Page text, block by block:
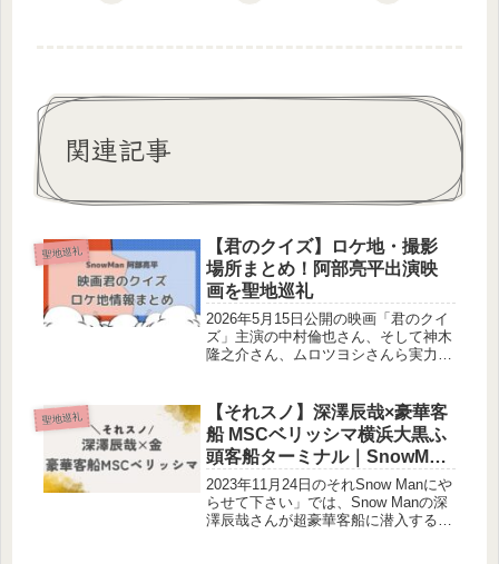
関連記事
聖地巡礼
【君のクイズ】ロケ地・撮影
場所まとめ！阿部亮平出演映
画を聖地巡礼
2026年5月15日公開の映画「君のクイ
ズ」主演の中村倫也さん、そして神木
隆之介さん、ムロツヨシさんら実力派
演すると発表がありました。阿部亮平
さんは主人公・三島玲央(...
聖地巡礼
【それスノ】深澤辰哉×豪華客
船 MSCベリッシマ横浜大黒ふ
頭客船ターミナル｜SnowMan
ロケ地
2023年11月24日のそれSnow Manにや
らせて下さい」では、Snow Manの深
澤辰哉さんが超豪華客船に潜入する企